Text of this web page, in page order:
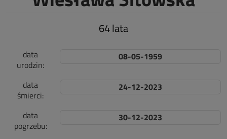
64 lata
data
urodzin:
08-05-1959
data
śmierci:
24-12-2023
data
pogrzebu:
30-12-2023